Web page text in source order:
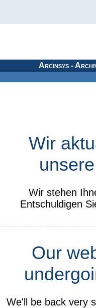
Arcinsys -
Wir
Wir stehen
Entschuldigen
Our
We'll be back very